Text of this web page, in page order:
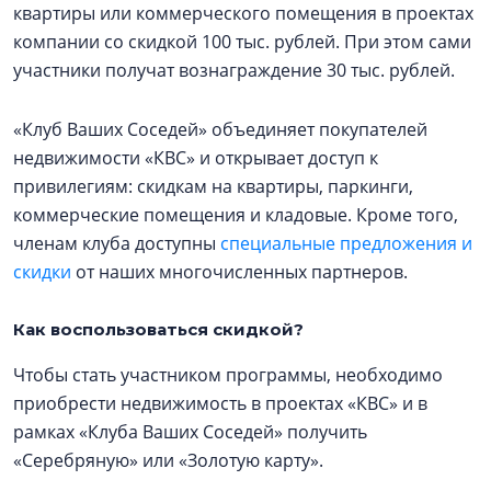
квартиры или коммерческого помещения в проектах
компании со скидкой 100 тыс. рублей. При этом сами
участники получат вознаграждение 30 тыс. рублей.
«Клуб Ваших Соседей» объединяет покупателей
недвижимости «КВС» и открывает доступ к
привилегиям: скидкам на квартиры, паркинги,
коммерческие помещения и кладовые. Кроме того,
членам клуба доступны специальные предложения и
скидки от наших многочисленных партнеров.
Как воспользоваться скидкой?
Чтобы стать участником программы, необходимо
приобрести недвижимость в проектах «КВС» и в
рамках «Клуба Ваших Соседей» получить
«Серебряную» или «Золотую карту».